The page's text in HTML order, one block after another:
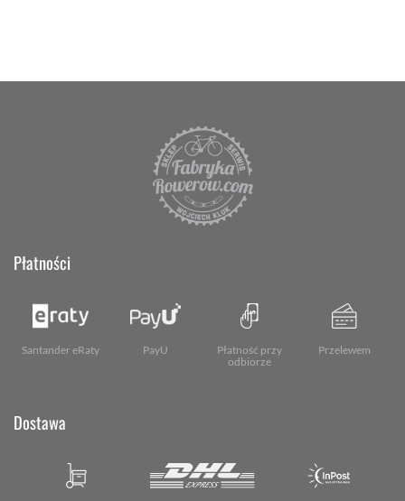
Płatności
Santander eRaty PayU
Płatność przy
odbiorze
Przelewem
Dostawa